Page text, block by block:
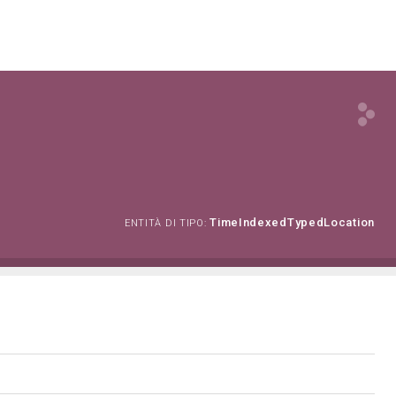
ENTITÀ DI TIPO: TimeIndexedTypedLocation